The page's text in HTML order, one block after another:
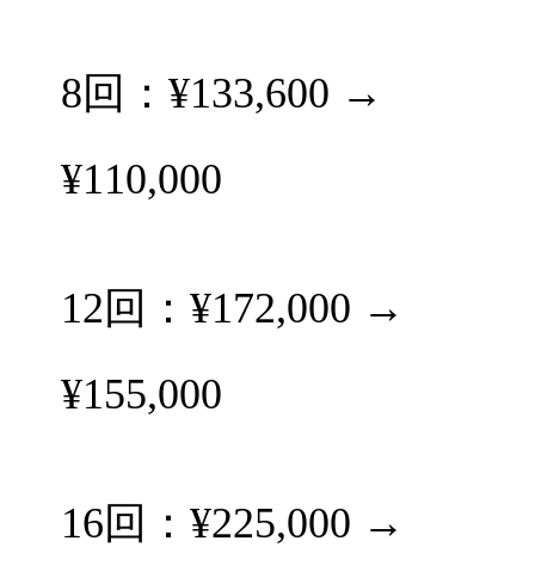
8回：¥133,600 →
¥110,000
12回：¥172,000 →
¥155,000
16回：¥225,000 →